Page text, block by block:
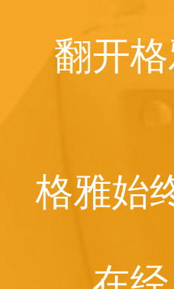
翻开
格雅始